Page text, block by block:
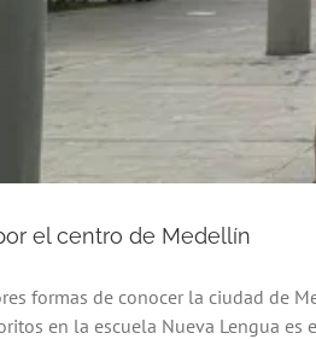
el centro de Medellín
formas de conocer la ciudad de
en la escuela Nueva Lengua